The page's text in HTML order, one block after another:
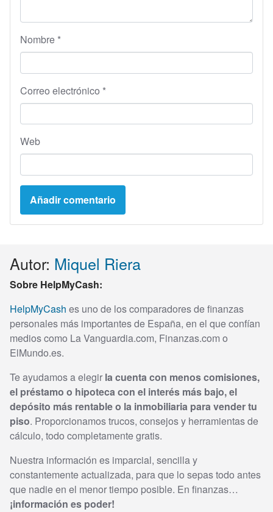
Nombre *
Correo electrónico *
Web
Autor: Miquel Riera
Sobre HelpMyCash:
HelpMyCash es uno de los comparadores de finanzas
personales más importantes de España, en el que confían
medios como La Vanguardia.com, Finanzas.com o
ElMundo.es.
Te ayudamos a elegir la cuenta con menos comisiones,
el préstamo o hipoteca con el interés más bajo, el
depósito más rentable o la inmobiliaria para vender tu
piso. Proporcionamos trucos, consejos y herramientas de
cálculo, todo completamente gratis.
Nuestra información es imparcial, sencilla y
constantemente actualizada, para que lo sepas todo antes
que nadie en el menor tiempo posible. En finanzas…
¡información es poder!